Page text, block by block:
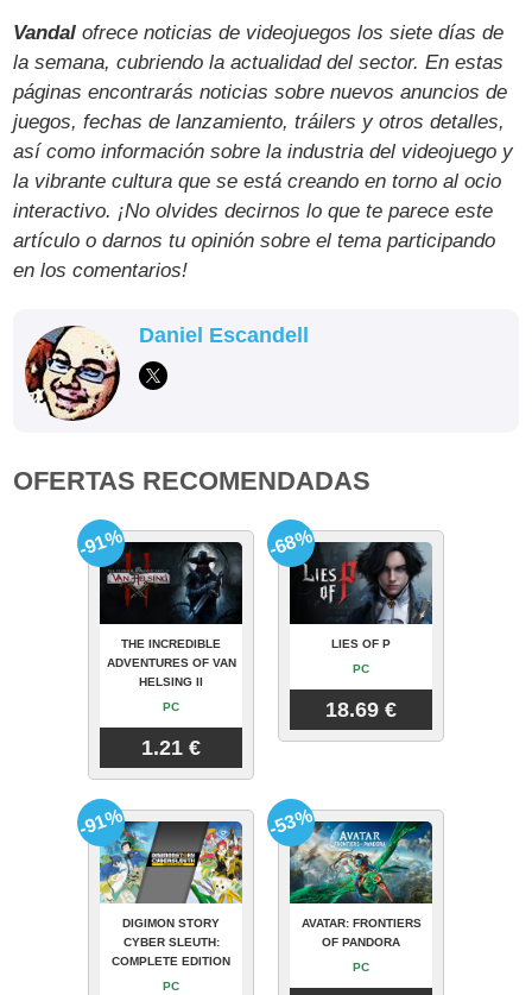
Vandal ofrece noticias de videojuegos los siete días de
la semana, cubriendo la actualidad del sector. En estas
páginas encontrarás noticias sobre nuevos anuncios de
juegos, fechas de lanzamiento, tráilers y otros detalles,
así como información sobre la industria del videojuego y
la vibrante cultura que se está creando en torno al ocio
interactivo. ¡No olvides decirnos lo que te parece este
artículo o darnos tu opinión sobre el tema participando
en los comentarios!
Daniel Escandell
OFERTAS RECOMENDADAS
THE INCREDIBLE
ADVENTURES OF VAN
HELSING II
PC
1.21 €
-91%
LIES OF P
PC
18.69 €
-68%
DIGIMON STORY
CYBER SLEUTH:
COMPLETE EDITION
PC
-91%
AVATAR: FRONTIERS
OF PANDORA
PC
-53%